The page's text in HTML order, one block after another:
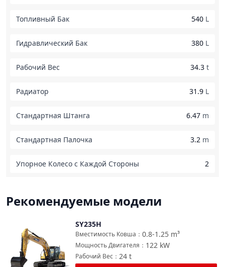
Топливный Бак 540 L
Гидравлический Бак 380 L
Рабочий Вес 34.3 t
Радиатор 31.9 L
Стандартная Штанга 6.47 m
Стандартная Палочка 3.2 m
Упорное Колесо с Каждой Стороны 2
Рекомендуемые модели
SY235H
0.8-1.25 m³
Вместимость Ковша ：
122 kW
Мощность Двигателя ：
24 t
Рабочий Вес ：